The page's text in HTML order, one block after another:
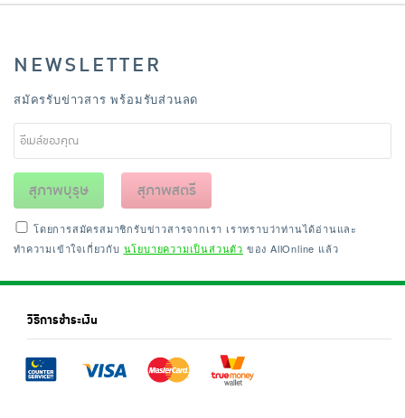
NEWSLETTER
สมัครรับข่าวสาร พร้อมรับส่วนลด
สุภาพบุรุษ สุภาพสตรี
โดยการสมัครสมาชิกรับข่าวสารจากเรา เราทราบว่าท่านได้อ่านและ
ทำความเข้าใจเกี่ยวกับ นโยบายความเป็นส่วนตัว ของ AllOnline แล้ว
วิธีการชำระเงิน